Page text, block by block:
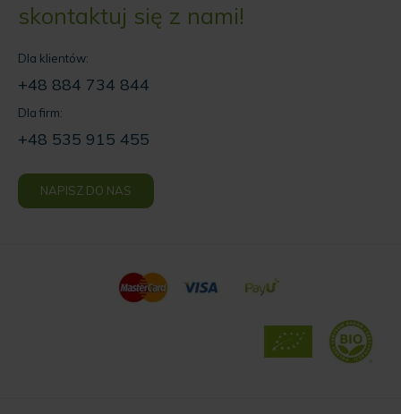
skontaktuj się z nami!
Dla klientów:
+48 884 734 844
Dla firm:
+48 535 915 455
NAPISZ DO NAS